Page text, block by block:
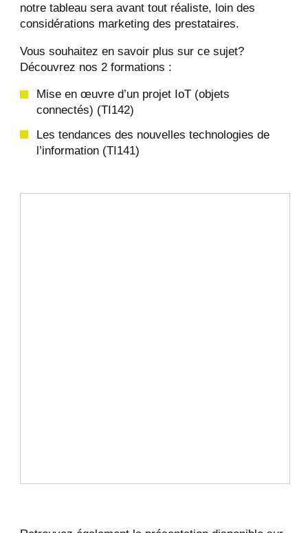
notre tableau sera avant tout réaliste, loin des
considérations marketing des prestataires.
Vous souhaitez en savoir plus sur ce sujet?
Découvrez nos 2 formations :
Mise en œuvre d’un projet IoT (objets
connectés) (TI142)
Les tendances des nouvelles technologies de
l’information (TI141)